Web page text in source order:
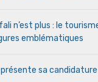
n’est plus : le
emblématiques
sa candidature